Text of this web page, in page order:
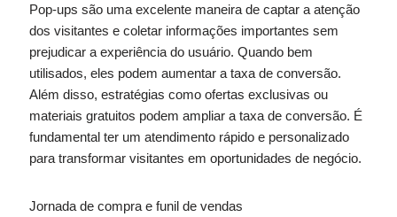
Pop-ups são uma excelente maneira de captar a atenção
dos visitantes e coletar informações importantes sem
prejudicar a experiência do usuário. Quando bem
utilisados, eles podem aumentar a taxa de conversão.
Além disso, estratégias como ofertas exclusivas ou
materiais gratuitos podem ampliar a taxa de conversão. É
fundamental ter um atendimento rápido e personalizado
para transformar visitantes em oportunidades de negócio.
Jornada de compra e funil de vendas